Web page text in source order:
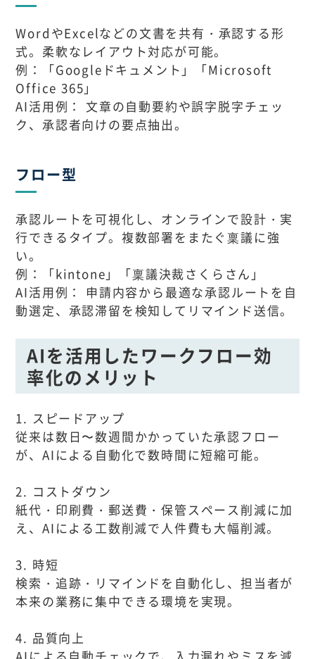
WordやExcelなどの文書を共有・承認する形
式。柔軟なレイアウト対応が可能。
例：「Googleドキュメント」「Microsoft
Office 365」
AI活用例： 文章の自動要約や誤字脱字チェッ
ク、承認者向けの要点抽出。
フロー型
承認ルートを可視化し、オンラインで設計・実
行できるタイプ。複数部署をまたぐ稟議に強
い。
例：「kintone」「稟議決裁さくらさん」
AI活用例： 申請内容から最適な承認ルートを自
動選定、承認滞留を検知してリマインド送信。
AIを活用したワークフロー効
率化のメリット
1. スピードアップ
従来は数日〜数週間かかっていた承認フロー
が、AIによる自動化で数時間に短縮可能。
2. コストダウン
紙代・印刷費・郵送費・保管スペース削減に加
え、AIによる工数削減で人件費も大幅削減。
3. 時短
検索・追跡・リマインドを自動化し、担当者が
本来の業務に集中できる環境を実現。
4. 品質向上